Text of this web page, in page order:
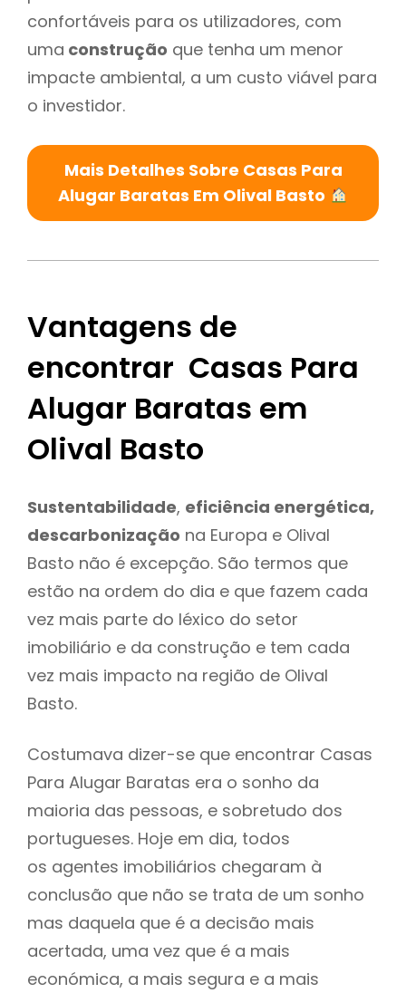
confortáveis para os utilizadores, com
uma construção que tenha um menor
impacte ambiental, a um custo viável para
o investidor.
Mais Detalhes Sobre Casas Para
Alugar Baratas Em Olival Basto
Vantagens de
encontrar Casas Para
Alugar Baratas em
Olival Basto
Sustentabilidade, eficiência energética,
descarbonização na Europa e Olival
Basto não é excepção. São termos que
estão na ordem do dia e que fazem cada
vez mais parte do léxico do setor
imobiliário e da construção e tem cada
vez mais impacto na região de Olival
Basto.
Costumava dizer-se que encontrar Casas
Para Alugar Baratas era o sonho da
maioria das pessoas, e sobretudo dos
portugueses. Hoje em dia, todos
os agentes imobiliários chegaram à
conclusão que não se trata de um sonho
mas daquela que é a decisão mais
acertada, uma vez que é a mais
económica, a mais segura e a mais